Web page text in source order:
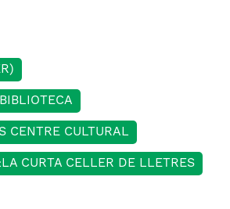
CENTRE CULTURAL
CURTA CELLER DE LLETRES